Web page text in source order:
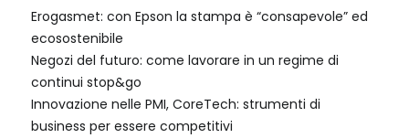
Erogasmet: con Epson la stampa è “consapevole” ed
ecosostenibile
Negozi del futuro: come lavorare in un regime di
continui stop&go
Innovazione nelle PMI, CoreTech: strumenti di
business per essere competitivi